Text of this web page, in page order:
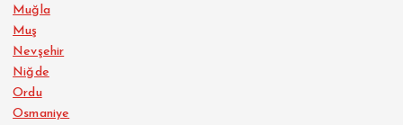
Muğla
Muş
Nevşehir
Niğde
Ordu
Osmaniye